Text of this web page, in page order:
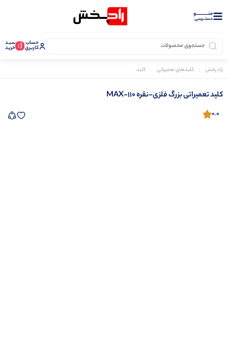
منــــــــــــو
دستــرسی
حساب
کاربری (: سبـد
خرید
راد پخش کلیدهای تعمیراتی کلید تعمیراتی بزرگ فلزی-نقره MAX-110
کلید تعمیراتی بزرگ فلزی-نقره MAX-110
0.0